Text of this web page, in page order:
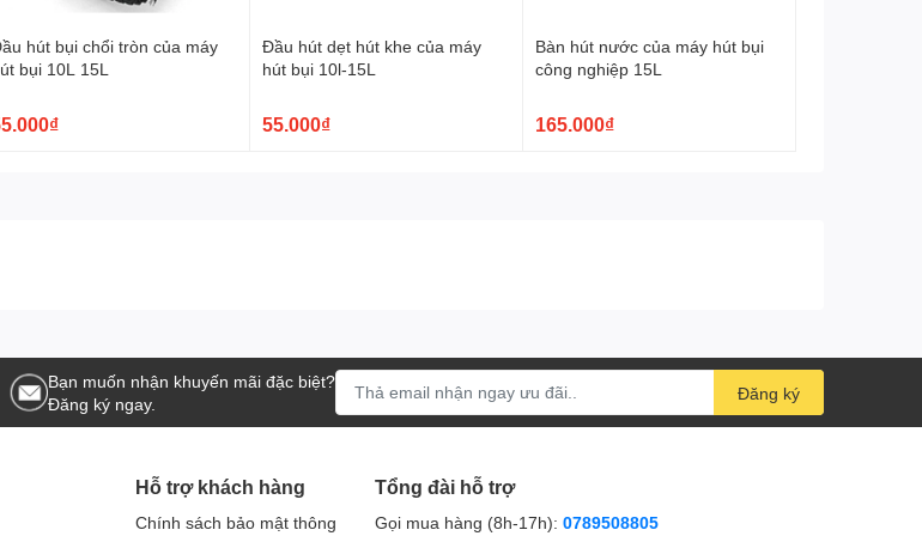
hút bụi chổi tròn của máy
bụi 10L 15L
Đầu hút dẹt hút khe của máy
hút bụi 10l-15L
55.000₫
Bàn hút nước của máy hút bụi
công nghiệp 15L
165.000₫
Bạn muốn nhận khuyến mãi đặc biệt?
Đăng ký ngay.
Đăng ký
Hỗ trợ khách hàng
Chính sách bảo mật thông
Tổng đài hỗ trợ
Gọi mua hàng (8h-17h): 0789508805